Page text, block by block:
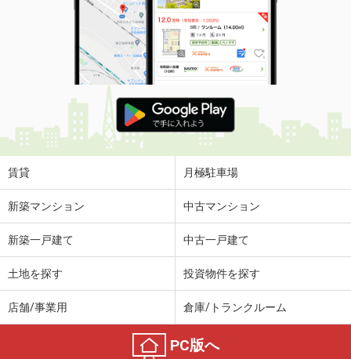
賃貸 月極駐車場
新築マンション 中古マンション
新築一戸建て 中古一戸建て
土地を探す 投資物件を探す
店舗/事業用 倉庫/トランクルーム
PC版へ